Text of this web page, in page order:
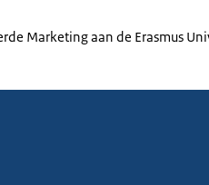
Marketing aan de Erasmus